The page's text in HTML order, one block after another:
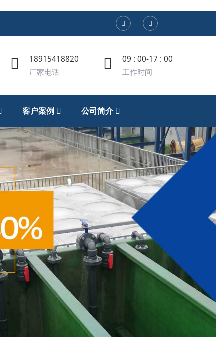
18915418820
厂家电话
09 : 00-17 : 00
工作时间
客户案例 公司简介